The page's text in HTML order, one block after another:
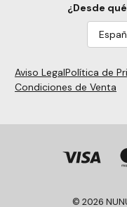
¿Desde
Aviso LegalPolítica de
Condiciones de Venta
© 2026